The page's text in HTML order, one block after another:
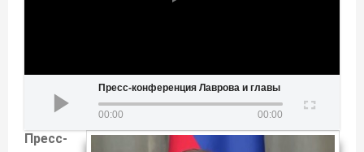
Пресс-конференция Лаврова и главы МИД Молдавии
00:00 00:00
Пресс-